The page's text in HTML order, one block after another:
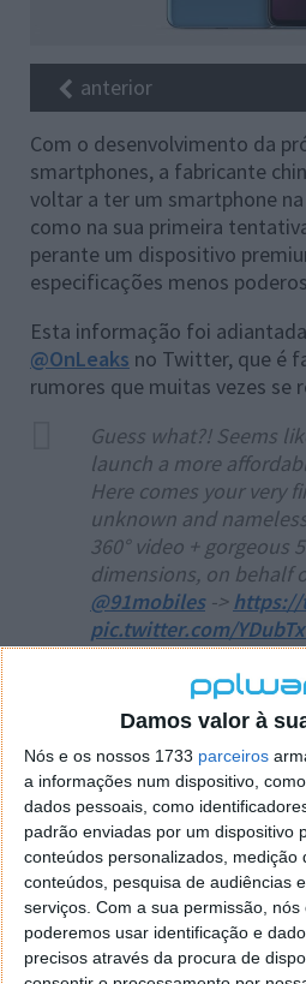
Damos valor à
Nós e os nossos 1733 parceiros
a informações num dispositivo,
dados pessoais, como
padrão enviadas por um dispositivo
conteúdos personalizados, medição
conteúdos, pesquisa de audiências
serviços. Com a sua permissão,
poderemos usar identificação e
precisos através da procura de
anterior
Com o desenvolvimento da
smartphones, a fabricante
voltar a ter um smartphone
como na sua primeira
perante um dispositivo
especificações menos
Esta informação foi
@OnLeaks no Twitter, que é
rumores que muitas vezes se
Guess what?! Seems
launch a more
Here comes your very
unknown and
360° video + gorgeous
dimensions, on behalf
@91mobiles->https://
pic.twitter.com/
— Steve H.McFly
Para além disso, uma
criação derendersrelativos
poderá oferecer. Pelas
existência de um smartphone
notch idêntica à do Samsung
Na traseira, as duas câmaras
módulo cujo design tem sido
fabricantes. A Apple,